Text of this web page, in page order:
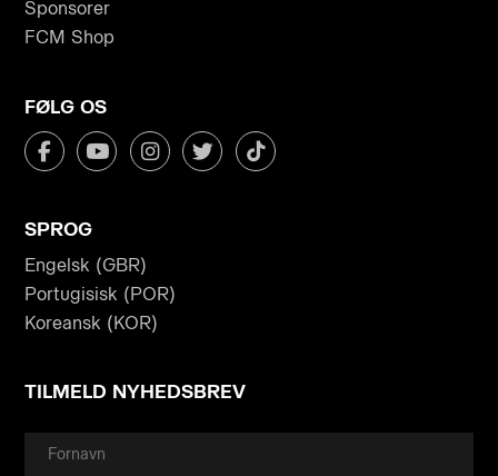
Sponsorer
FCM Shop
FØLG OS
SPROG
Engelsk (GBR)
Portugisisk (POR)
Koreansk (KOR)
TILMELD NYHEDSBREV